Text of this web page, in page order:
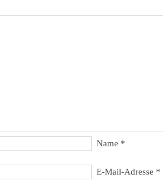
Name *
E-Mail-Adresse *